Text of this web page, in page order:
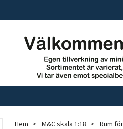
Hem M&C skala 1:18 Rum